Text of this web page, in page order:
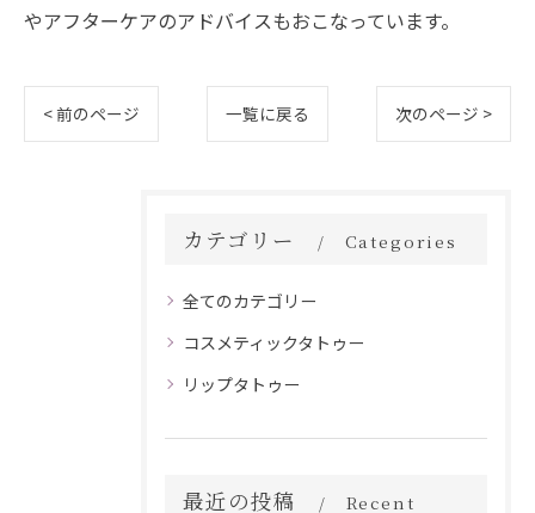
やアフターケアのアドバイスもおこなっています。
< 前のページ 一覧に戻る 次のページ >
カテゴリー Categories
全てのカテゴリー
コスメティックタトゥー
リップタトゥー
最近の投稿
Recent